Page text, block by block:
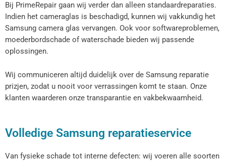
Bij PrimeRepair gaan wij verder dan alleen standaardreparaties.
Indien het cameraglas is beschadigd, kunnen wij vakkundig het
Samsung camera glas vervangen. Ook voor softwareproblemen,
moederbordschade of waterschade bieden wij passende
oplossingen.
Wij communiceren altijd duidelijk over de Samsung reparatie
prizjen, zodat u nooit voor verrassingen komt te staan. Onze
klanten waarderen onze transparantie en vakbekwaamheid.
Volledige Samsung reparatieservice
Van fysieke schade tot interne defecten: wij voeren alle soorten